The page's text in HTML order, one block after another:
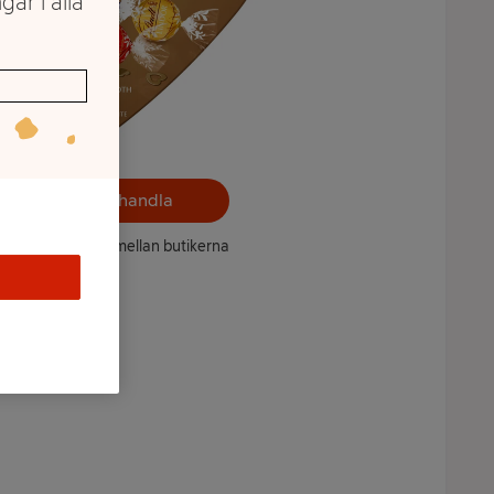
Välj butik och handla
kan variera mellan butikerna